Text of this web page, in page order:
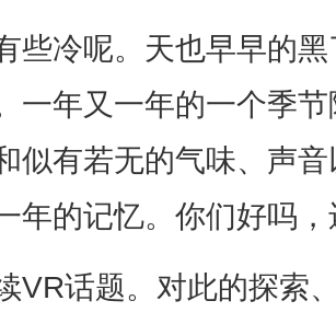
些冷呢。天也早早的
一年又一年的一个季
似有若无的气味、声
年的记忆。你们好吗
VR话题。对此的探索